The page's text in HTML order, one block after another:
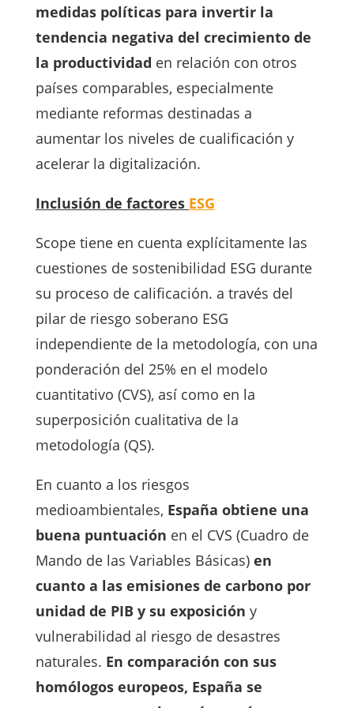
medidas políticas para invertir la
tendencia negativa del crecimiento de
la productividad en relación con otros
países comparables, especialmente
mediante reformas destinadas a
aumentar los niveles de cualificación y
acelerar la digitalización.
Inclusión de factores ESG
Scope tiene en cuenta explícitamente las
cuestiones de sostenibilidad ESG durante
su proceso de calificación. a través del
pilar de riesgo soberano ESG
independiente de la metodología, con una
ponderación del 25% en el modelo
cuantitativo (CVS), así como en la
superposición cualitativa de la
metodología (QS).
En cuanto a los riesgos
medioambientales, España obtiene una
buena puntuación en el CVS (Cuadro de
Mando de las Variables Básicas)en
cuanto a las emisiones de carbono por
unidad de PIB y su exposición y
vulnerabilidad al riesgo de desastres
naturales. En comparación con sus
homólogos europeos, España se